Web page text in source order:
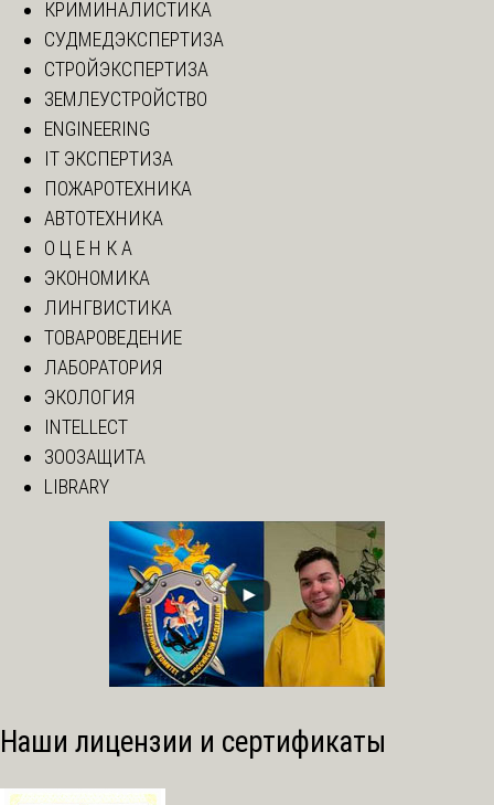
КРИМИНАЛИСТИКА
СУДМЕДЭКСПЕРТИЗА
СТРОЙЭКСПЕРТИЗА
ЗЕМЛЕУСТРОЙСТВО
ENGINEERING
IT ЭКСПЕРТИЗА
ПОЖАРОТЕХНИКА
АВТОТЕХНИКА
О Ц Е Н К А
ЭКОНОМИКА
ЛИНГВИСТИКА
ТОВАРОВЕДЕНИЕ
ЛАБОРАТОРИЯ
ЭКОЛОГИЯ
INTELLECT
ЗООЗАЩИТА
LIBRARY
Наши лицензии и сертификаты